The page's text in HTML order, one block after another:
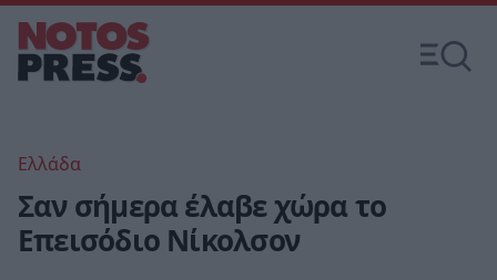
Ελλάδα
Σαν σήμερα έλαβε χώρα το
Επεισόδιο Νίκολσον